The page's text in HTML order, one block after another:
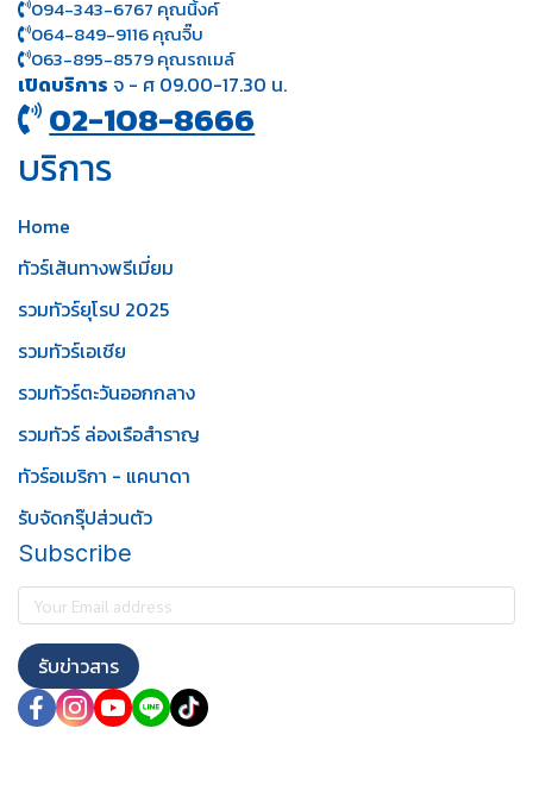
094-343-6767 คุณนิ้งค์
064-849-9116 คุณจิ๊บ
063-895-8 579คุณรถเมล์
เปิดบริการ จ - ศ 09.00-17.30 น.
02-108-8666
บริการ
Home
ทัวร์เส้นทางพรีเมี่ยม
รวมทัวร์ยุโรป 2025
รวมทัวร์เอเชีย
รวมทัวร์ตะวันออกกลาง
รวมทัวร์ ล่องเรือสำราญ
ทัวร์อเมริกา - แคนาดา
รับจัดกรุ๊ปส่วนตัว
Subscribe
รับข่าวสาร